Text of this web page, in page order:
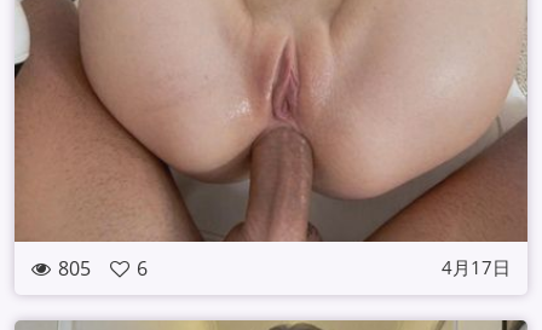
805 6 4月17日